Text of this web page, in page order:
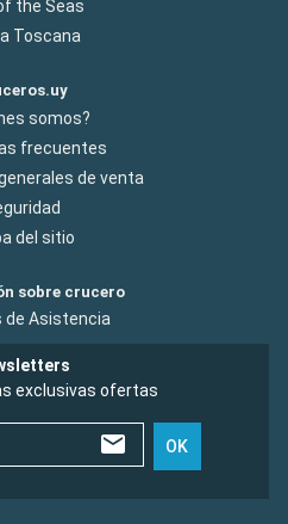
the Seas
Toscana
somos?
frecuentes
de venta
del sitio
sobre crucero
de Asistencia
exclusivas ofertas
OK